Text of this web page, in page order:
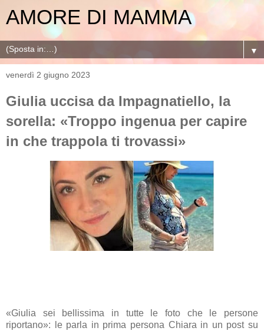
AMORE DI MAMMA
▼
venerdì 2 giugno 2023
Giulia uccisa da Impagnatiello, la
sorella: «Troppo ingenua per capire
in che trappola ti trovassi»
«Giulia sei bellissima in tutte le foto che le persone
riportano»: le parla in prima persona Chiara in un post su